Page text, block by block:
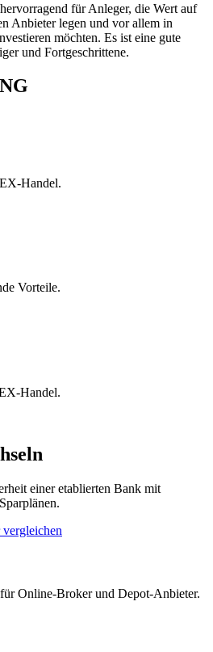
für Anleger, die Wert auf
Anbieter legen und vor allem in
möchten. Es ist eine gute
und Fortgeschrittene.
Handel.
Vorteile.
Handel.
einer etablierten Bank mit
Online-Broker und Depot-Anbieter.